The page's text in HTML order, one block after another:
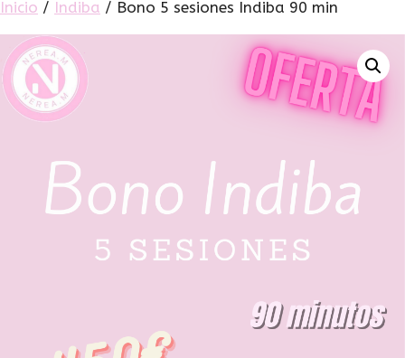
Inicio / Indiba / Bono 5 sesiones Indiba 90 min